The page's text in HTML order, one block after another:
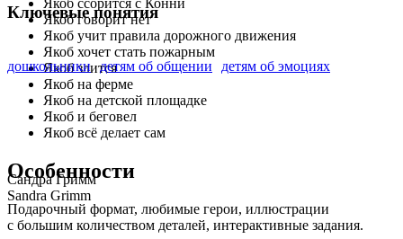
Якоб ссорится с Конни
Якоб говорит нет
Якоб учит правила дорожного движения
Якоб хочет стать пожарным
Якоб злится
Якоб на ферме
Якоб на детской площадке
Якоб и беговел
Якоб всё делает сам
Особенности
Подарочный формат, любимые герои, иллюстрации
с большим количеством деталей, интерактивные задания.
Ключевые понятия
дошкольники детям об общении детям об эмоциях
Сандра Гримм
Sandra Grimm